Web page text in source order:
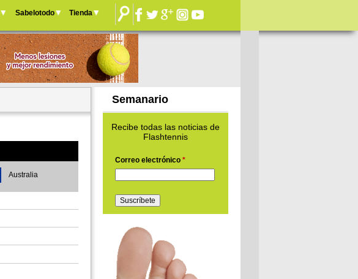
Sabelotodo Tienda
Australia
Semanario
Recibe todas las noticias de
Flashtennis
Correo electrónico *